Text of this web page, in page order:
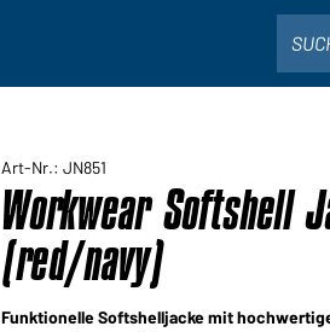
SUCHE
Art-Nr.: JN851
Workwear Softshell
(red/navy)
Funktionelle Softshelljacke mit